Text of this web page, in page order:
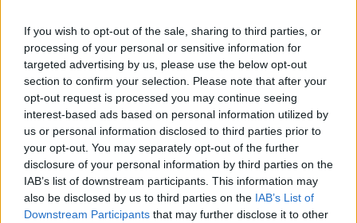
If you wish to opt-out of the sale, sharing to third parties, or
processing of your personal or sensitive information for
targeted advertising by us, please use the below opt-out
section to confirm your selection. Please note that after your
opt-out request is processed you may continue seeing
interest-based ads based on personal information utilized by
us or personal information disclosed to third parties prior to
your opt-out. You may separately opt-out of the further
disclosure of your personal information by third parties on the
IAB’s list of downstream participants. This information may
also be disclosed by us to third parties on the IAB’s List of
Downstream Participants that may further disclose it to other
misure preventivee obblighi operativi pensati per
preservare sia la sicurezza dei cittadini sia il
comportamento naturale degli animali selvatici,
promuovendo buone pratiche quotidiane che
riducono il rischio di contatti pericolosi e migliorano
il decoro urbano.
AUTORE